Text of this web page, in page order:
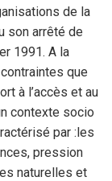
de la
son arrêté de
1991. A la
que
à l’accès et au
contexte socio
par :les
pression
naturelles et